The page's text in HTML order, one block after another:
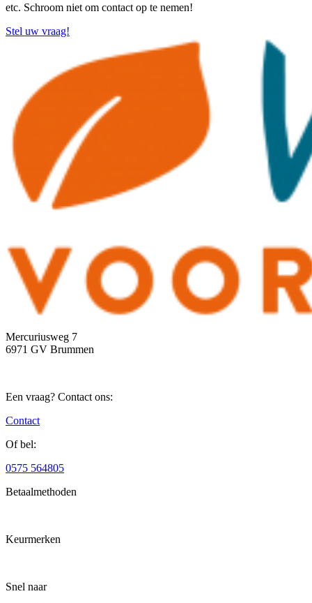
etc. Schroom niet om contact op te nemen!
Stel uw vraag!
Mercuriusweg 7
6971 GV Brummen
Een vraag? Contact ons:
Contact
Of bel:
0575 564805
Betaalmethoden
Keurmerken
Snel naar